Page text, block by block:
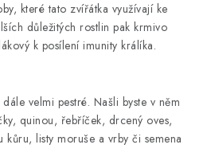
které tato zvířátka využívají ke
důležitých rostlin pak krmivo
k posílení imunity králíka.
velmi pestré. Našli byste v něm
quinou, řebříček, drcený oves,
kůru, listy moruše a vrby či semena